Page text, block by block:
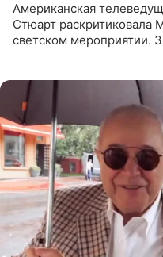
Американская
Стюарт раскритиковала
светском мероприятии.